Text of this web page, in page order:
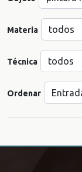
Materia
Técnica
Ordenar